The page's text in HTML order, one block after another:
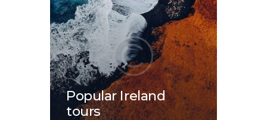
Popular Ireland
tours